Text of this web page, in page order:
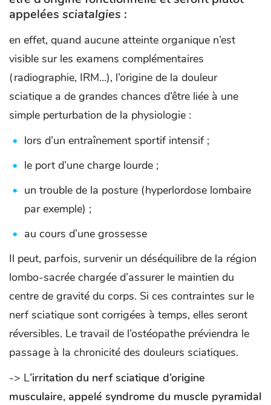
appelées sciatalgies :
en effet, quand aucune atteinte organique n’est
visible sur les examens complémentaires
(radiographie, IRM...), l’origine de la douleur
sciatique a de grandes chances d’être liée à une
simple perturbation de la physiologie :
lors d’un entraînement sportif intensif ;
le port d’une charge lourde ;
un trouble de la posture (hyperlordose lombaire
par exemple) ;
au cours d’une grossesse
Il peut, parfois, survenir un déséquilibre de la région
lombo-sacrée chargée d’assurer le maintien du
centre de gravité du corps. Si ces contraintes sur le
nerf sciatique sont corrigées à temps, elles seront
réversibles. Le travail de l’ostéopathe préviendra le
passage à la chronicité des douleurs sciatiques.
-> L’irritation du nerf sciatique d’origine
musculaire, appelé syndrome du muscle pyramidal